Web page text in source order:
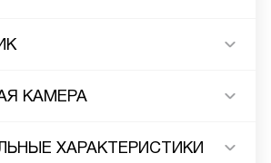
КАМЕРА
ХАРАКТЕРИСТИКИ